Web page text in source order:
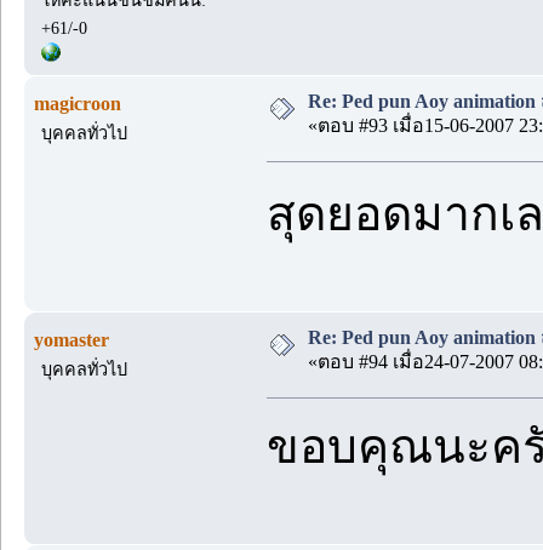
+61/-0
magicroon
บุคคลทั่วไป
Re: Ped pun Aoy
«ตอบ #93 เมื่อ15-06-2007
สุดยอดมากเ
yomaster
บุคคลทั่วไป
Re: Ped pun Aoy
«ตอบ #94 เมื่อ24-07-2007
ขอบคุณนะค